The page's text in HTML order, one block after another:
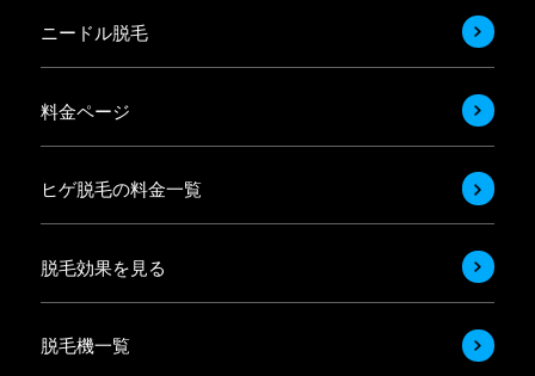
ニードル脱毛
料金ページ
ヒゲ脱毛の料金一覧
脱毛効果を見る
脱毛機一覧